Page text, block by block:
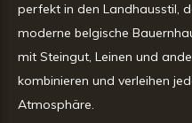
perfekt in den Landhausstil,
moderne belgische
mit Steingut, Leinen und
kombinieren und verleihen
Atmosphäre.